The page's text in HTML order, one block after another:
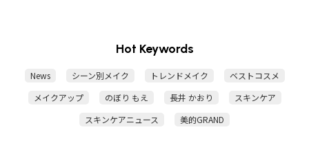
Hot Keywords
News シーン別メイク トレンドメイク
ベストコスメ
メイクアップ
のぼり もえ 長井 かおり
スキンケア
スキンケアニュース
美的GRAND